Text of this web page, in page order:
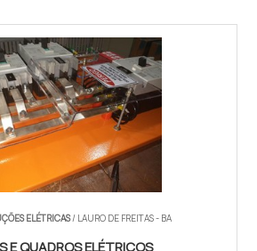
ELÉTRICAS/ LAURO DE FREITAS - BA
E QUADROS ELÉTRICOS